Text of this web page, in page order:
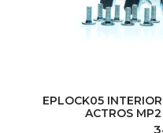
EPLOCK05
ACTROS